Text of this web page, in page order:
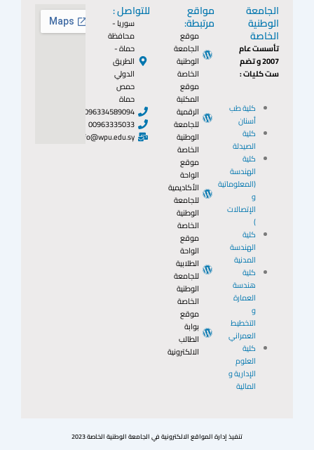
الجامعة
الوطنية
الخاصة
تأسست عام
2007 و تضم
ست كليات :
كلية طب
أسنان
كلية
الصيدلة
كلية
الهندسة
(المعلوماتية
و
الإتصالات
)
كلية
الهندسة
المدنية
كلية
هندسة
العمارة
و
التخطيط
العمراني
كلية
العلوم
الإدارية و
المالية
مواقع
مرتبطة:
موقع
الجامعة
الوطنية
الخاصة
موقع
المكتبة
الرقمية
للجامعة
الوطنية
الخاصة
موقع
الواحة
الأكاديمية
للجامعة
الوطنية
الخاصة
موقع
الواحة
الطلابية
للجامعة
الوطنية
الخاصة
موقع
بوابة
الطالب
الالكترونية
للتواصل :
سوريا -
محافظة
حماة -
الطريق
الدولي
حمص
حماة
0096334589094
00963335033
info@wpu.edu.sy
تنفيذ إدارة المواقع الالكترونية في الجامعة الوطنية الخاصة 2023